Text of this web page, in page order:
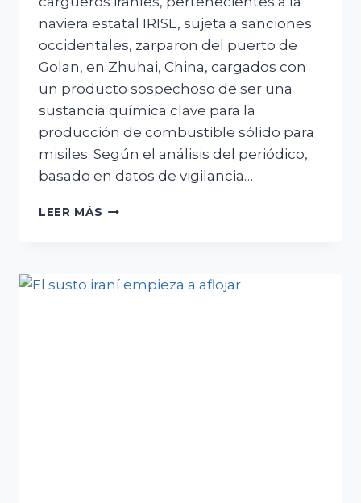
naviera estatal IRISL, sujeta a sanciones
occidentales, zarparon del puerto de
Golan, en Zhuhai, China, cargados con
un producto sospechoso de ser una
sustancia química clave para la
producción de combustible sólido para
misiles. Según el análisis del periódico,
basado en datos de vigilancia…
LEER MÁS IRÁN
QUÍMICA